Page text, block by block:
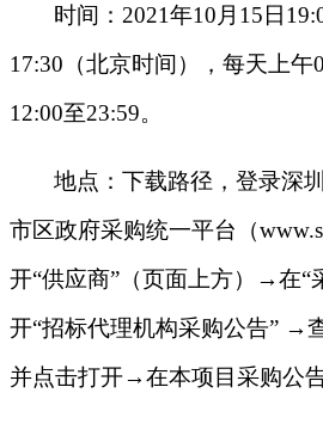
时间： 2021年10月 15日19
17:30（北京时间），每天上午
12:00至23:59。
地点：下载路径，登录深
市区政府采购统一平台（
开“供应商”（页面上方）→在“
开“招标代理机构采购公告” →
并点击打开→在本项目采购公